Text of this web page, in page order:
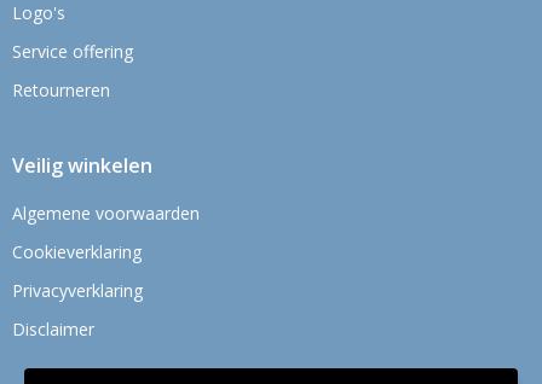
Logo's
Service offering
Retourneren
Veilig winkelen
Algemene voorwaarden
Cookieverklaring
Privacyverklaring
Disclaimer